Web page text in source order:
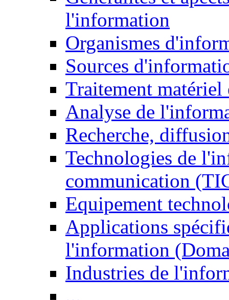
l'information
Organismes
Sources
Traitement matériel
Analyse de
Recherche,
Technologies de
communication
Equipement
Applications
l'information
Industries de